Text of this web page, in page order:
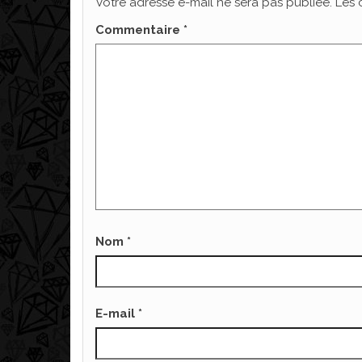
Commentaire *
Nom *
E-mail *